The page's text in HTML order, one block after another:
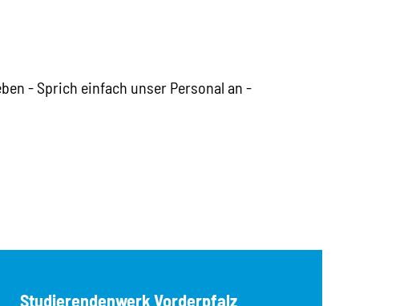
- Sprich einfach unser Personal an -
Studierendenwerk Vorderpfalz